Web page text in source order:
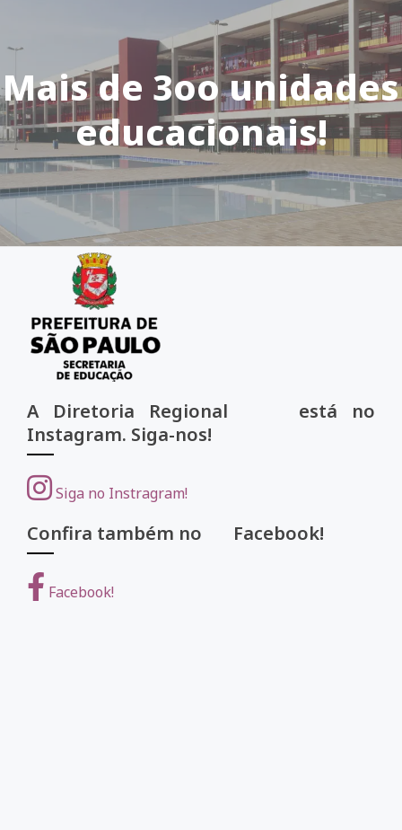
Mais de 3oo unidades
educacionais!
A Diretoria Regional está no
Instagram. Siga-nos!
Siga no Instragram!
Confira também no Facebook!
Facebook!